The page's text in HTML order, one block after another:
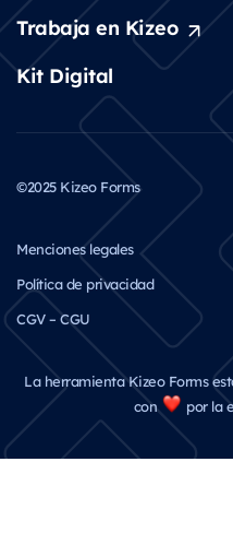
Trabaja en Kizeo
Kit Digital
©2025 Kizeo Forms
La herramienta Kizeo Forms
con
por la
Menciones legales
Política de privacidad
CGV – CGU